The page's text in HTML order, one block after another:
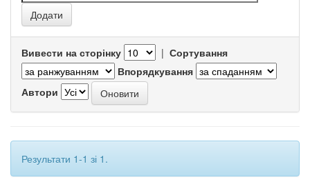
Вивести на сторінку | Сортування
Впорядкування
Автори
Результати 1-1 зі 1.